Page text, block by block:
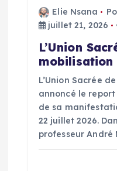
Elie Nsana
juillet 21, 2026
L’Union
mobilisation
L’Union Sacrée
annoncé le
de sa
22 juillet 2026.
professeur André